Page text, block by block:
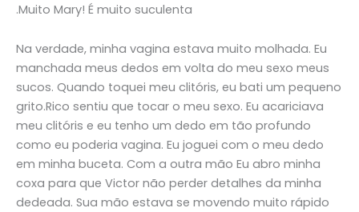
.Muito Mary! É muito suculenta
Na verdade, minha vagina estava muito molhada. Eu
manchada meus dedos em volta do meu sexo meus
sucos. Quando toquei meu clitóris, eu bati um pequeno
grito.Rico sentiu que tocar o meu sexo. Eu acariciava
meu clitóris e eu tenho um dedo em tão profundo
como eu poderia vagina. Eu joguei com o meu dedo
em minha buceta. Com a outra mão Eu abro minha
coxa para que Victor não perder detalhes da minha
dedeada. Sua mão estava se movendo muito rápido